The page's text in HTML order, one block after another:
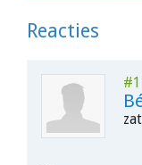
Reacties